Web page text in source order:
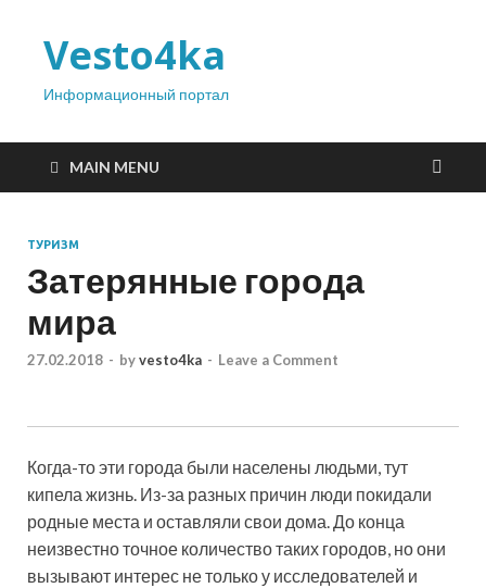
Vesto4ka
Информационный портал
MAIN MENU
ТУРИЗМ
Затерянные города
мира
27.02.2018 - byvesto4ka - Leave a Comment
Когда-то эти города были населены людьми, тут
кипела жизнь. Из-за разных причин люди покидали
родные места и оставляли свои дома. До конца
неизвестно точное количество таких городов, но они
вызывают интерес не только у исследователей и